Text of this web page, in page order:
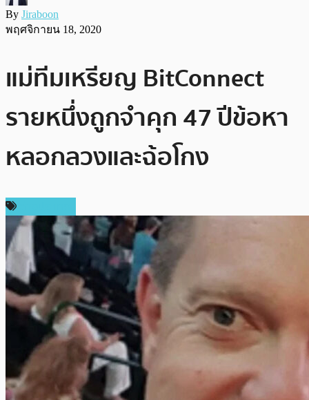
By Jiraboon
พฤศจิกายน 18, 2020
แม่ทีมเหรียญ BitConnect
รายหนึ่งถูกจำคุก 47 ปีข้อหา
หลอกลวงและฉ้อโกง